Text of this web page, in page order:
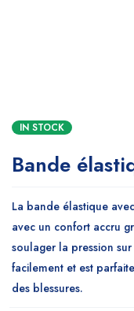
IN STOCK
Bande
La bande élastique
avec un confort accru
soulager la pression
facilement et est
des blessures.